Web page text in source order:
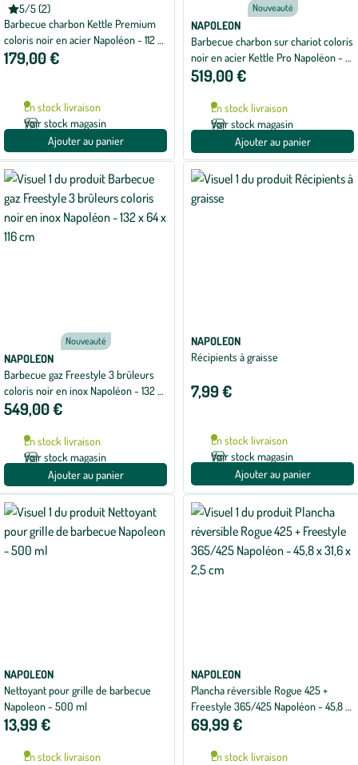
5/5 (2)
Note
moyenne
de
5
sur
NAPOLEON
Barbecue charbon Kettle Premium
coloris noir en acier Napoléon - 112 x
50 x 93 cm
179,00 €
En stock livraison
Voir stock magasin
Ajouter au panier
Nouveauté
NAPOLEON
Barbecue charbon sur chariot coloris
noir en acier Kettle Pro Napoléon - Ø
57 cm
519,00 €
En stock livraison
Voir stock magasin
Ajouter au panier
Nouveauté
NAPOLEON
Barbecue gaz Freestyle 3 brûleurs
coloris noir en inox Napoléon - 132 x
64 x 116 cm
549,00 €
En stock livraison
Voir stock magasin
Ajouter au panier
NAPOLEON
Récipients à graisse
7,99 €
En stock livraison
Voir stock magasin
Ajouter au panier
NAPOLEON
Nettoyant pour grille de barbecue
Napoleon - 500 ml
13,99 €
En stock livraison
NAPOLEON
Plancha réversible Rogue 425 +
Freestyle 365/425 Napoléon - 45,8 x
31,6 x 2,5 cm
69,99 €
En stock livraison